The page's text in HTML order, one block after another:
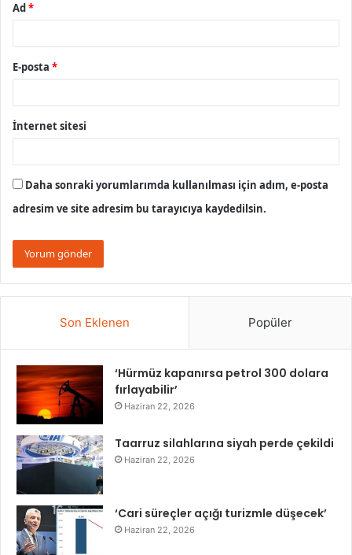
Ad*
E-posta *
İnternet sitesi
Daha sonraki yorumlarımda kullanılması için adım, e-posta
adresim ve site adresim bu tarayıcıya kaydedilsin.
Son Eklenen Popüler
‘Hürmüz kapanırsa petrol 300 dolara
fırlayabilir’
Haziran 22, 2026
Taarruz silahlarına siyah perde çekildi
Haziran 22, 2026
‘Cari süreçler açığı turizmle düşecek’
Haziran 22, 2026